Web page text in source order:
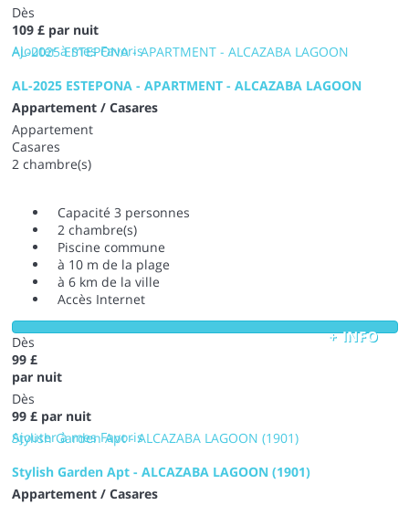
Dès
109 £par nuit
AL-2025 ESTEPONA - APARTMENT - ALCAZABA LAGOON
Ajouter à mes Favoris
AL-2025 ESTEPONA - APARTMENT - ALCAZABA LAGOON
Appartement / Casares
Appartement
Casares
2 chambre(s)
Capacité 3 personnes
2 chambre(s)
Piscine commune
à 10 m de la plage
à 6 km de la ville
Accès Internet
+ INFO
Dès
99 £
par nuit
Dès
99 £par nuit
Stylish Garden Apt - ALCAZABA LAGOON (1901)
Ajouter à mes Favoris
Stylish Garden Apt - ALCAZABA LAGOON (1901)
Appartement / Casares